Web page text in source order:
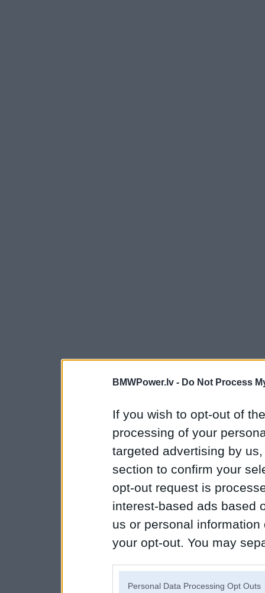
BMWPower.lv - Do Not Process
If you wish to opt-out of
processing of your
targeted advertising by
section to confirm your
opt-out request is
interest-based ads based
us or personal
your opt-out. You may
Personal Data Processing Opt Outs